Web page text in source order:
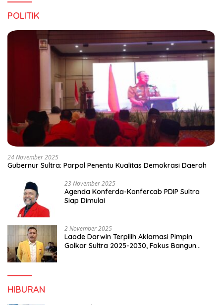
POLITIK
24 November 2025
Gubernur Sultra: Parpol Penentu Kualitas Demokrasi Daerah
23 November 2025
Agenda Konferda-Konfercab PDIP Sultra
Siap Dimulai
2 November 2025
Laode Darwin Terpilih Aklamasi Pimpin
Golkar Sultra 2025-2030, Fokus Bangun
HIBURAN